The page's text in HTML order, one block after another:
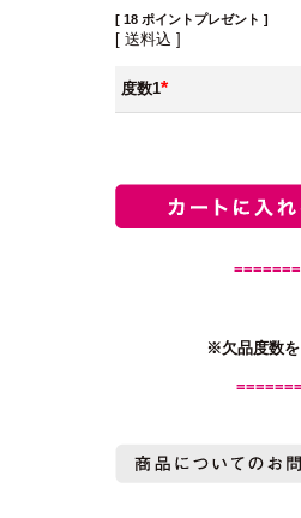
[ 18 ポイントプレゼント ]
送料込
度数1
(必
※欠品度数を